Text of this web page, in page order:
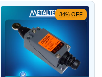
34% OFF